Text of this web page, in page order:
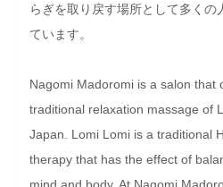
らぎを取り戻す場所として多くの
ています。
Nagomi Madoromi is a salon that
traditional relaxation massage of
Japan. Lomi Lomi is a traditional
therapy that has the effect of
mind and body. At Nagomi